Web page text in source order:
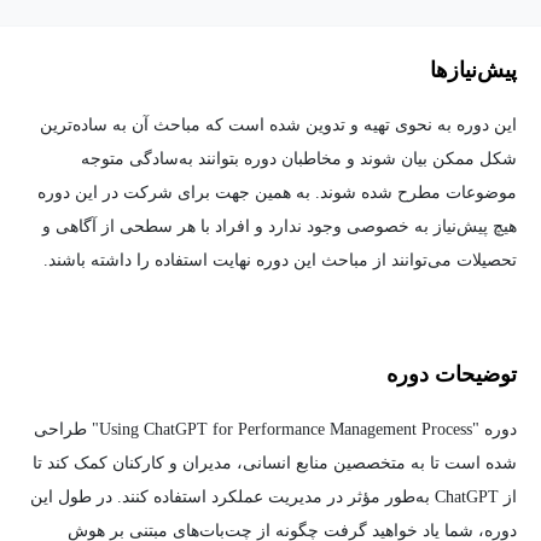
پیش‌نیاز‌ها
این دوره به نحوی تهیه و تدوین شده است که مباحث آن به ساده‌ترین
شکل ممکن بیان شوند و مخاطبان دوره بتوانند به‌سادگی متوجه
موضوعات مطرح شده شوند. به همین جهت برای شرکت در این دوره
هیچ پیش‌نیاز به خصوصی وجود ندارد و افراد با هر سطحی از آگاهی و
تحصیلات می‌توانند از مباحث این دوره نهایت استفاده را داشته باشند.
توضیحات دوره
دوره "Using ChatGPT for Performance Management Process" طراحی
شده است تا به متخصصین منابع انسانی، مدیران و کارکنان کمک کند تا
از ChatGPT به‌طور مؤثر در مدیریت عملکرد استفاده کنند. در طول این
دوره، شما یاد خواهید گرفت چگونه از چت‌بات‌های مبتنی بر هوش